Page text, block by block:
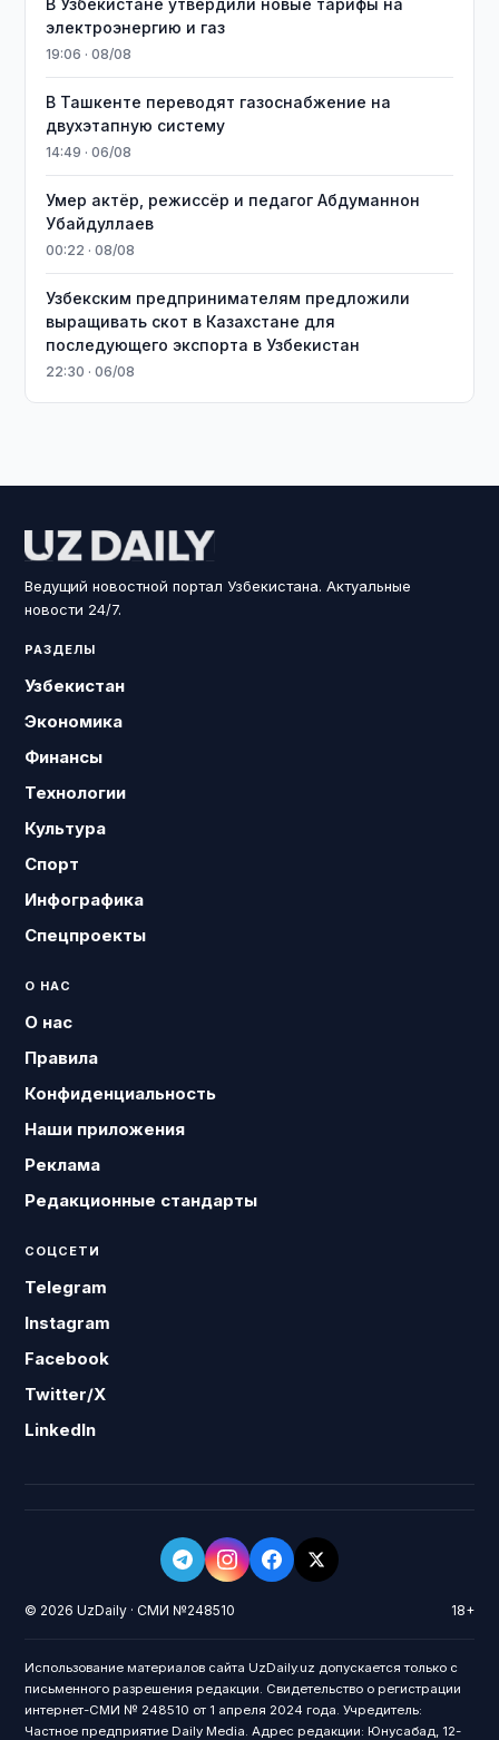
В Узбекистане утвердили новые тарифы на
электроэнергию и газ
19:06 · 08/08
В Ташкенте переводят газоснабжение на
двухэтапную систему
14:49 · 06/08
Умер актёр, режиссёр и педагог Абдуманнон
Убайдуллаев
00:22 · 08/08
Узбекским предпринимателям предложили
выращивать скот в Казахстане для
последующего экспорта в Узбекистан
22:30 · 06/08
Ведущий новостной портал Узбекистана. Актуальные
новости 24/7.
РАЗДЕЛЫ
Узбекистан
Экономика
Финансы
Технологии
Культура
Спорт
Инфографика
Спецпроекты
О НАС
О нас
Правила
Конфиденциальность
Наши приложения
Реклама
Редакционные стандарты
СОЦСЕТИ
Telegram
Instagram
Facebook
Twitter/X
LinkedIn
© 2026 UzDaily · СМИ №248510 18+
Использование материалов сайта UzDaily.uz допускается только с
письменного разрешения редакции. Свидетельство о регистрации
интернет-СМИ № 248510 от 1 апреля 2024 года. Учредитель:
Частное предприятие Daily Media. Адрес редакции: Юнусабад, 12-